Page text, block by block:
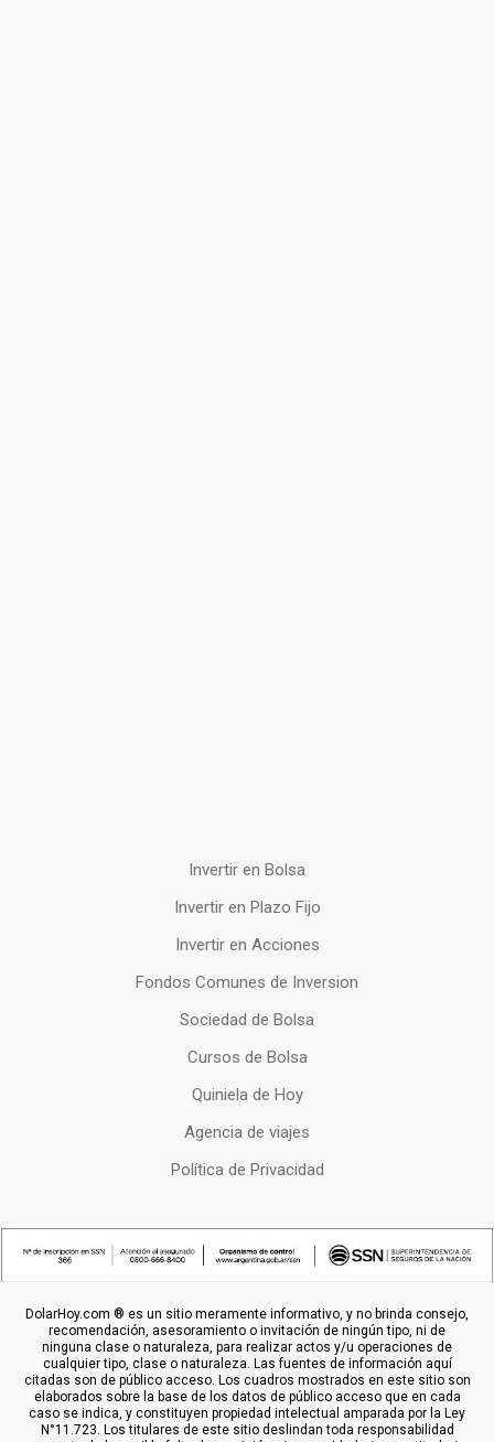
Invertir en Bolsa
Invertir en Plazo Fijo
Invertir en Acciones
Fondos Comunes de Inversion
Sociedad de Bolsa
Cursos de Bolsa
Quiniela de Hoy
Agencia de viajes
Política de Privacidad
DolarHoy.com ® es un sitio meramente informativo, y no brinda consejo,
recomendación, asesoramiento o invitación de ningún tipo, ni de
ninguna clase o naturaleza, para realizar actos y/u operaciones de
cualquier tipo, clase o naturaleza. Las fuentes de información aquí
citadas son de público acceso. Los cuadros mostrados en este sitio son
elaborados sobre la base de los datos de público acceso que en cada
caso se indica, y constituyen propiedad intelectual amparada por la Ley
N°11.723. Los titulares de este sitio deslindan toda responsabilidad